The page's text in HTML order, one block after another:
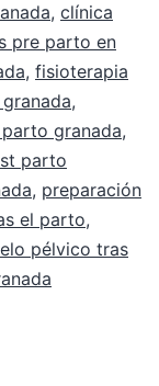
, clínica
pre parto en
, fisioterapia
,
granada,
parto
, preparación
el parto,
pélvico tras